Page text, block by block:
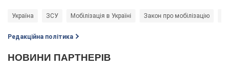
Україна ЗСУ Мобілізація в Україні Закон про мобілізацію
Редакційна політика